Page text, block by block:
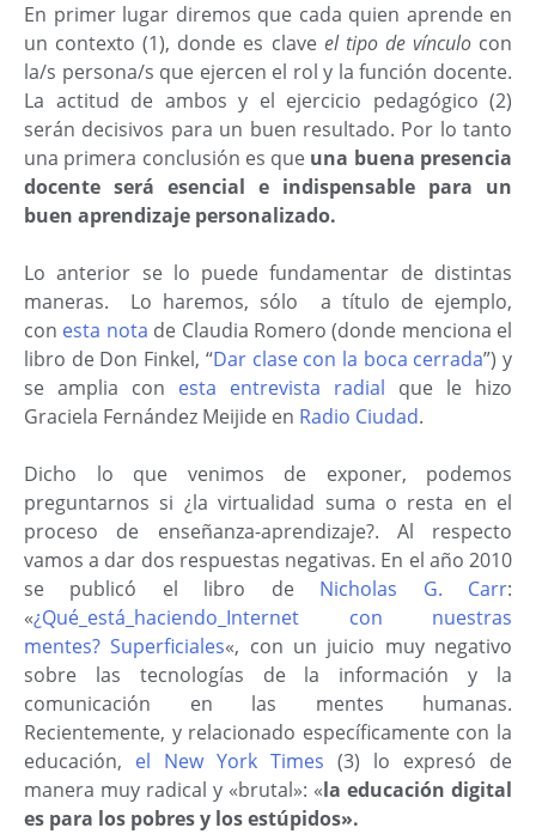
En primer lugar diremos que cada quien aprende en
un contexto (1), donde es clave el tipo de vínculocon
la/s persona/s que ejercen el rol y la función docente.
La actitud de ambos y el ejercicio pedagógico (2)
serán decisivos para un buen resultado. Por lo tanto
una primera conclusión es que una buena presencia
docente será esencial e indispensable para un
buen aprendizaje personalizado.
Lo anterior se lo puede fundamentar de distintas
maneras. Lo haremos, sólo a título de ejemplo,
con esta nota de Claudia Romero (donde menciona el
libro de Don Finkel, “Dar clase con la boca cerrada”) y
se amplia con esta entrevista radial que le hizo
Graciela Fernández Meijide en Radio Ciudad.
Dicho lo que venimos de exponer, podemos
preguntarnos si ¿la virtualidad suma o resta en el
proceso de enseñanza-aprendizaje?. Al respecto
vamos a dar dos respuestas negativas. En el año 2010
se publicó el libro de Nicholas G. Carr:
«¿Qué_está_haciendo_ Internet con nuestras
mentes? Superficiales«, con un juicio muy negativo
sobre las tecnologías de la información y la
comunicación en las mentes humanas.
Recientemente, y relacionado específicamente con la
educación, el New York Times (3) lo expresó de
manera muy radical y «brutal»: «la educación digital
es para los pobres y los estúpidos».